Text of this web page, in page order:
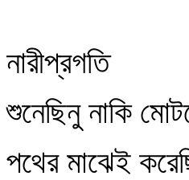
নারীপ্রগতি
শুনেছিনু নাকি
পথের মাঝেই